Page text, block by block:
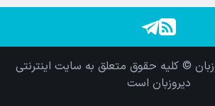
© کلیه حقوق متعلق به سایت اینترنتی
دیروزبان است